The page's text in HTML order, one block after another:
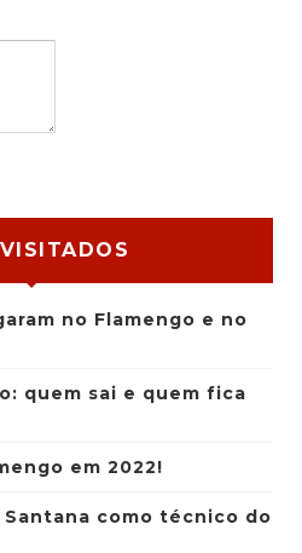
no Flamengo e no
quem sai e quem fica
em 2022!
Santana como técnico do